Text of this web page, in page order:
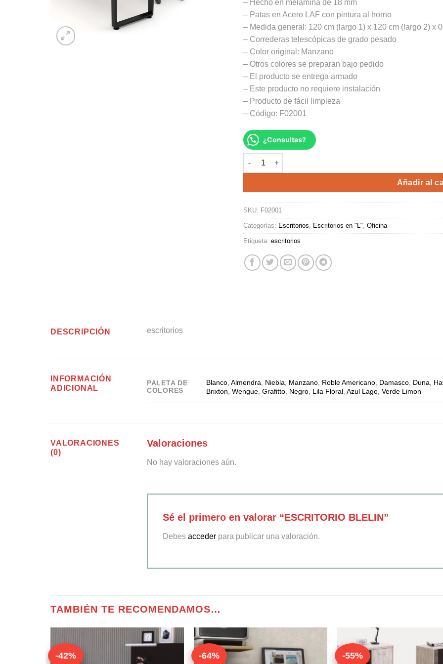
– Hecho en melamina de 18 mm
– Patas en Acero LAF con pintura al horno
– Medida general: 120 cm (largo 1) x 120 cm (largo 2) x
– Correderas telescópicas de grado pesado
– Color original: Manzano
– Otros colores se preparan bajo pedido
– El producto se entrega armado
– Este producto no requiere instalación
– Producto de fácil limpieza
– Código: F02001
¿Consultas?
ESCRITORIO BLELIN cantidad
Añadir al
SKU: F02001
Categorías: Escritorios Escritorios en "L" Oficina
Etiqueta: escritorios
DESCRIPCIÓN escritorios
INFORMACIÓN
ADICIONAL
PALETA DE
COLORES
Blanco,Almendra, Niebla, Manzano, Roble Americano, Damasco, Duna,
Brixton,Wengue,Grafitto, Negro, Lila Floral,Azul Lago,Verde Limon
VALORACIONES
(0)
Valoraciones
No hay valoraciones aún.
Sé el primero en valorar “ESCRITORIO BLELIN”
Debes acceder para publicar una valoración.
TAMBIÉN TE RECOMENDAMOS…
-42% -64% -55%